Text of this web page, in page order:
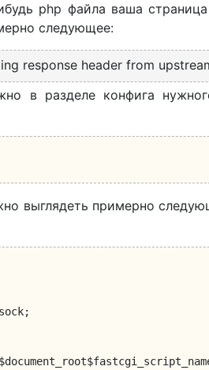
php файла ваша
следующее:
response header from
в разделе конфига
выглядеть примерно